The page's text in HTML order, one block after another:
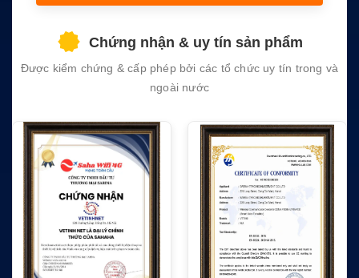
nối
et, cổng anten ngo
Kích
thướ
với anten
g lư
ợng
Khoảng 318g
empty.
Chứng nhận & uy tín sản phẩm
Được kiểm chứng & cấp phép bởi các tổ chức uy tín trong và
ngoài nước